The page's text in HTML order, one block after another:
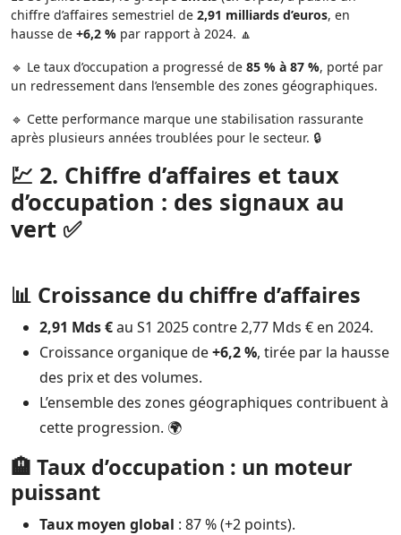
chiffre d’affaires semestriel de 2,91 milliards d’euros, en
hausse de +6,2 % par rapport à 2024. 🔼
🔹 Le taux d’occupation a progressé de 85 % à 87 %, porté par
un redressement dans l’ensemble des zones géographiques.
🔹 Cette performance marque une stabilisation rassurante
après plusieurs années troublées pour le secteur. 🔒
💹 2. Chiffre d’affaires et taux
d’occupation : des signaux au
vert ✅
📊 Croissance du chiffre d’affaires
2,91 Mds €au S1 2025 contre 2,77 Mds € en 2024.
Croissance organique de+6,2 %, tirée par la hausse
des prix et des volumes.
L’ensemble des zones géographiques contribuent à
cette progression. 🌍
🏨 Taux d’occupation : un moteur
puissant
Taux moyen global : 87 % (+2 points).